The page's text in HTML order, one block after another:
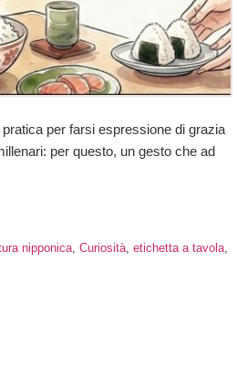
per farsi espressione di grazia
per questo, un gesto che ad
nipponica Curiosità etichetta a tavola